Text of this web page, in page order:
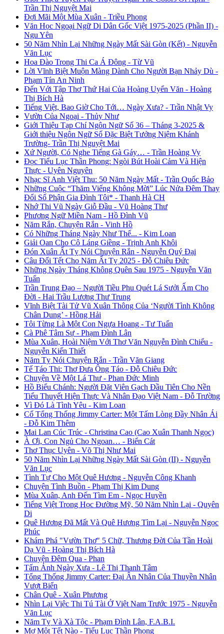
Trần Thị Nguyệt Mai
Đợi Mãi Một Mùa Xuân - Triều Phong
Văn Học Ngoại Ngữ Di Dân Gốc Việt 1975-2025 (Phần II) -
Ngu Yên
50 Năm Nhìn Lại Những Ngày Mất Sài Gòn (Kết) - Nguyễn
Văn Lục
Hoa Đào Trong Thi Ca Á Đông - Từ Vũ
Lời Vĩnh Biệt Muộn Màng Dành Cho Người Bạn Nhảy Dù -
Phạm Tín An Ninh
Đến Với Tập Thơ Thứ Hai Của Hoàng Uyển Văn - Hoàng
Thị Bích Hà
Tiếng Việt, Bao Giờ Cho Tới… Ngày Xưa? - Trần Nhật Vy
Vườn Của Ngoại - Thủy Như
Giới Thiệu Tạp Chí Ngôn Ngữ Số 36 – Tháng 3-2025 &
Giới thiệu Ngôn Ngữ Số Đặc Biệt Tưởng Niệm Khánh
Trường- Trần Thị Nguyệt Mai
Xứ Người, Có Nghe Tiếng Gà Gáy… - Trần Hoàng Vy
Đọc Tiểu Lục Thần Phong: Ngòi Bút Hoài Cảm Và Hiện
Thực - Uyên Nguyên
Nhạc Sĩ Anh Việt Thu: 50 Năm Ngày Mất - Trần Quốc Bảo
Những Cuộc “Thăm Viếng Không Mời” Lúc Nửa Đêm Thay
Đổi Số Phận Gia Đình Tôi* - Thanh Hà CH
Nhớ Thi Vũ Ngày Giỗ Đầu - Vũ Hoàng Thư
Phương Ngữ Miền Nam - Hồ Đình Vũ
Năm Rắn, Chuyện Rắn - Vinh Hồ
Có Những Tháng Ngày Như Thế... - Kim Loan
Giải Oan Cho Cô Láng Giềng - Trịnh Anh Khôi
Đón Xuân Ất Tỵ Nói Chuyện Rắn - Nguyễn Quý Đại
Câu Đối Tết Cho Năm Ất Tỵ 2025 - Đỗ Chiêu Đức
Những Ngày Tháng Không Quên Sau 1975 - Nguyễn Văn
Tuấn
Trần Trung Đạo – Người Tiều Phu Quét Lá Sưởi Ấm Cho
Đời - Hai Trầu Lương Thư Trung
Vĩnh Biệt Tài Tử Vũ Xuân Thông Của ‘Người Tình Không
Chân Dung’ - Hồng Hải
Tôi Từng Là Một Con Ngựa Hoang - Tư Tuấn
Cà Phê Tâm Sự - Phạm Đình Lân
Mùa Xuân, Hoài Niệm Với Thơ Văn Nguyễn Đình Chiểu -
Nguyễn Kiến Thiết
Năm Tỵ Nói Chuyện Rắn - Trần Văn Giang
Tế Táo Thi: Thơ Đưa Ông Táo - Đỗ Chiêu Đức
Chuyện Về Một Lá Thư - Phan Đức Minh
Hồ Biểu Chánh: Người Đặt Viên Gạch Đầu Tiên Cho Nền
Tiểu Thuyết Hiện Thực Và Nhân Đạo Việt Nam - Đỗ Trường
Vì Đó Là Tình Yêu - Kim Loan
Cố Tổng Thống Jimmy Carter: Một Tấm Lòng Đầy Nhân Ái
- Đỗ Kim Thêm
Mai Lan Cúc Trúc - Christina Cao (Cao Xuân Thanh Ngọc)
À Ơi, Con Ngủ Cho Ngoan… - Biển Cát
Thơ Thục Uyên - Võ Thị Như Mai
50 Năm Nhìn Lại Những Ngày Mất Sài Gòn (II) - Nguyễn
Văn Lục
Tình Tự Cho Một Quê Hương - Nguyễn Công Khanh
Chuyện Tình Buồn - Phạm Thị Kim Dung
Mùa Xuân, Anh Đến Tìm Em - Ngọc Huyền
Tiếng Việt Trong Học Đường Mỹ, 50 Năm Nhìn Lại - Quyên
Di
Quê Hương Đã Mất Và Quê Hương Tìm Lại - Nguyễn Ngọc
Phúc
Khám Phá "Vườn Thơ" 5 Chữ, Thương Đời Của Tần Hoài
Dạ Vũ - Hoàng Thị Bích Hà
Chuyện Đêm Qua - Phan
Tấm Ảnh Ngày Xưa - Lê Thị Thanh Tâm
Tổng Thống Jimmy Carter: Đại Ân Nhân Của Thuyền Nhân
Vượt Biển
Chân Quê - Xuân Phương
Nhìn Lại Việc Thi Tú Tài Ở Việt Nam Trước 1975 - Nguyễn
Văn Lục
Năm Tỵ Và Xà Tộc - Phạm Đình Lân, F.A.B.I.
Mơ Một Tết Nào - Tiểu Lục Thần Phong